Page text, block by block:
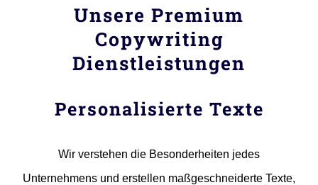
Unsere Premium
Copywriting
Dienstleistungen
Personalisierte Texte
Wir verstehen die Besonderheiten jedes
Unternehmens und erstellen maßgeschneiderte Texte,